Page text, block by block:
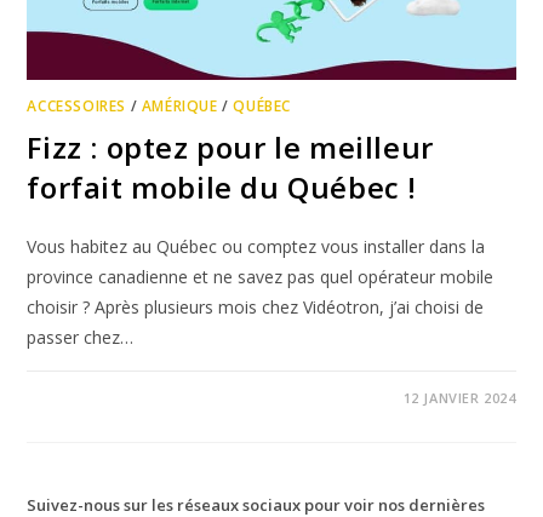
ACCESSOIRES / AMÉRIQUE /QUÉBEC
Fizz : optez pour le meilleur
forfait mobile du Québec !
Vous habitez au Québec ou comptez vous installer dans la
province canadienne et ne savez pas quel opérateur mobile
choisir ? Après plusieurs mois chez Vidéotron, j’ai choisi de
passer chez…
12 JANVIER 2024
Suivez-nous sur les réseaux sociaux pour voir nos dernières